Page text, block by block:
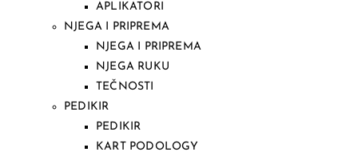
APLIKATORI
NJEGA I PRIPREMA
NJEGA I PRIPREMA
NJEGA RUKU
TEČNOSTI
PEDIKIR
PEDIKIR
KART PODOLOGY